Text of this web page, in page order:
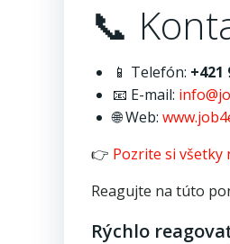
📞
📱 Telefón: +421
📧 E-mail:
🌐 Web:
👉 Pozrite si všetky
Reagujte na túto
Rýchlo